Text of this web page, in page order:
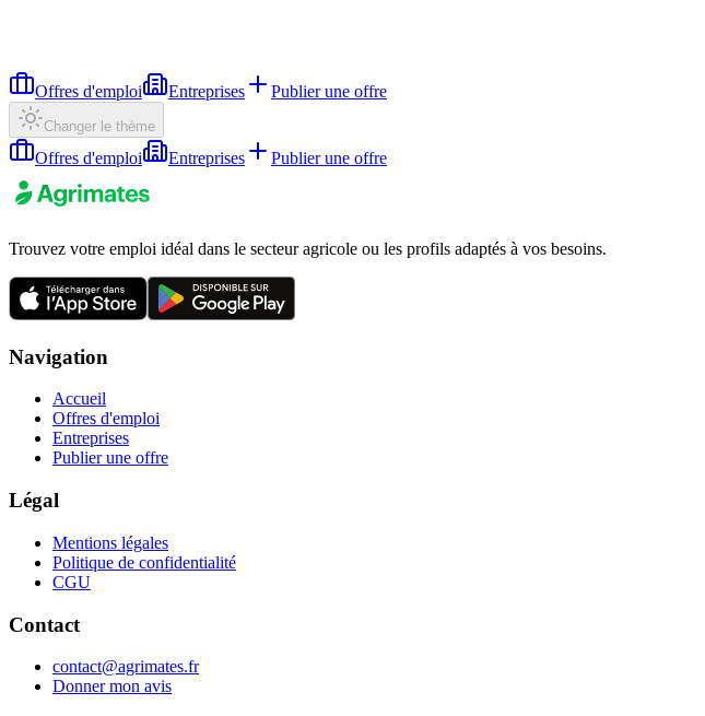
Offres d'emploi Entreprises Publier une offre
Changer le thème
Offres d'emploi Entreprises Publier une offre
Trouvez votre emploi idéal dans le secteur agricole ou les profils adaptés à vos besoins.
Navigation
Accueil
Offres d'emploi
Entreprises
Publier une offre
Légal
Mentions légales
Politique de confidentialité
CGU
Contact
contact@agrimates.fr
Donner mon avis